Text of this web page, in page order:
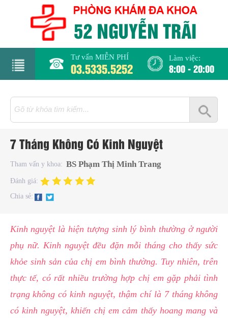
Tư vấn MIỄN PHÍ
03.5335.5252
Làm việc:
8:00 - 20:00
7 Tháng Không Có Kinh Nguyệt
Tham vấn y khoa: BS Phạm Thị Minh Trang
Đánh giá:
Chia sẻ:
Kinh nguyệt là hiện tượng sinh lý bình thường ở người
phụ nữ. Kinh nguyệt đều đặn mỗi tháng cho thấy sức
khỏe sinh sản của chị em bình thường. Tuy nhiên, trên
thực tế, có rất nhiều trường hợp chị em gặp phải tình
trạng không có kinh nguyệt, thậm chí là 7 tháng không
có kinh nguyệt, khiến chị em cảm thấy hoang mang và